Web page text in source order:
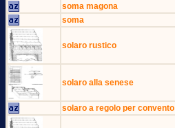
soma magona
soma
solaro rustico
solaro alla senese
solaro a regolo per convento